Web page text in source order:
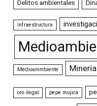
Delitos ambientales
Infraestructura
Medioammbiente Minería
oro ilegal pepe mujica